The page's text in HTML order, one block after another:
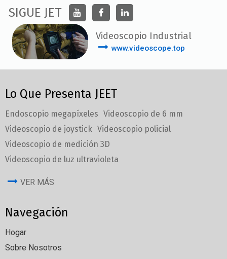
SIGUE JET
Videoscopio Industrial
www.videoscope.top
Lo Que Presenta JEET
Endoscopio megapíxeles Videoscopio de 6 mm
Videoscopio de joystick Videoscopio policial
Videoscopio de medición 3D
Videoscopio de luz ultravioleta
VER MÁS
Navegación
Hogar
Sobre Nosotros